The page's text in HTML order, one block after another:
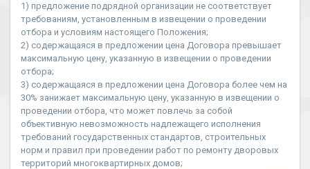
1) предложение подрядной организации не соответствует
требованиям, установленным в извещении о проведении
отбора и условиям настоящего Положения;
2) содержащаяся в предложении цена Договора превышает
максимальную цену, указанную в извещении о проведении
отбора;
3) содержащаяся в предложении цена Договора более чем на
30% занижает максимальную цену, указанную в извещении о
проведении отбора, что может повлечь за собой
объективную невозможность надлежащего исполнения
требований государственных стандартов, строительных
норм и правил при проведении работ по ремонту дворовых
территорий многоквартирных домов;